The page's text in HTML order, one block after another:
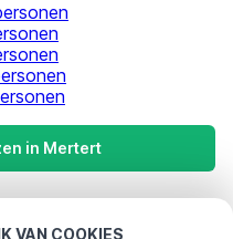
VAN COOKIES
in Mertert
voor